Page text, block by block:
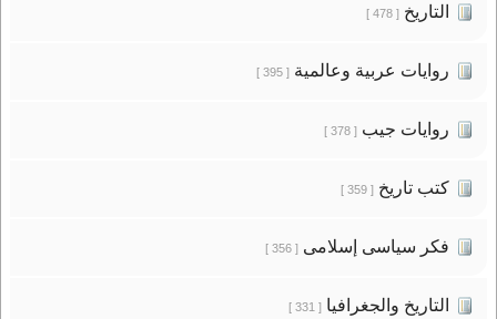
التاريخ[ 478 ]
روايات عربية وعالمية[ 395 ]
روايات جيب[ 378 ]
كتب تاريخ[ 359 ]
فكر سياسى إسلامى[ 356 ]
التاريخ والجغرافيا[ 331 ]